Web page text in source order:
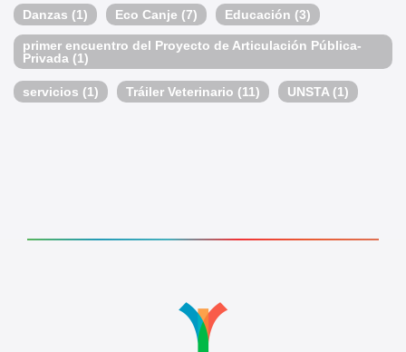
Danzas (1) Eco Canje (7) Educación (3)
primer encuentro del Proyecto de Articulación Pública-
Privada (1)
servicios (1) Tráiler Veterinario (11) UNSTA(1)